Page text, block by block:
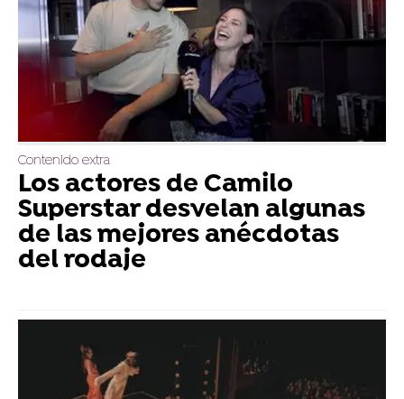
Contenido extra
Los actores de Camilo
Superstar desvelan algunas
de las mejores anécdotas
del rodaje